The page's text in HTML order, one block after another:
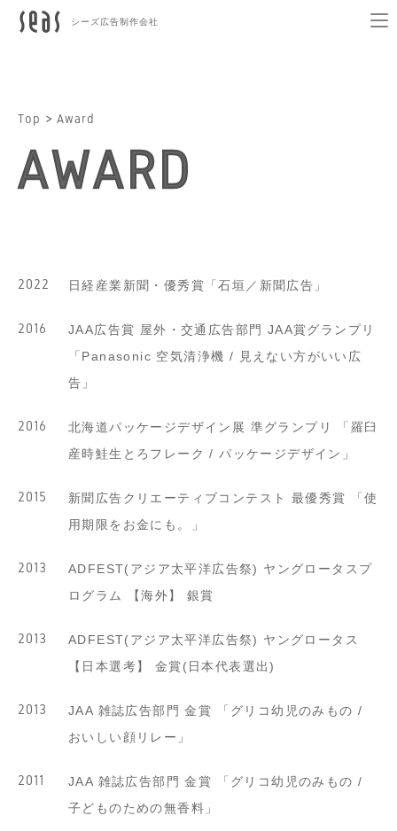
シーズ広告制作会社
Top Award
AWARD
2022 日経産業新聞・優秀賞「石垣／新聞広告」
2016
JAA広告賞 屋外・交通広告部門 JAA賞グランプリ
「Panasonic 空気清浄機 / 見えない方がいい広
告」
2016
北海道パッケージデザイン展 準グランプリ 「羅臼
産時鮭生とろフレーク / パッケージデザイン」
2015
新聞広告クリエーティブコンテスト 最優秀賞 「使
用期限をお金にも。」
2013
ADFEST(アジア太平洋広告祭) ヤングロータスプ
ログラム 【海外】 銀賞
2013
ADFEST(アジア太平洋広告祭) ヤングロータス
【日本選考】 金賞(日本代表選出)
2013
JAA 雑誌広告部門 金賞 「グリコ幼児のみもの /
おいしい顔リレー」
2011
JAA 雑誌広告部門 金賞 「グリコ幼児のみもの /
子どものための無香料」